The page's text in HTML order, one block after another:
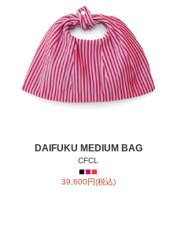
DAIFUKU MEDIUM BAG
CFCL
■■■
39,600円(税込)